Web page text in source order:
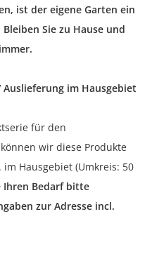
ist der eigene Garten ein
Sie zu Hause und
im Hausgebiet
für den
wir diese Produkte
Hausgebiet (Umkreis: 50
Ihren Bedarf bitte
zur Adresse incl.